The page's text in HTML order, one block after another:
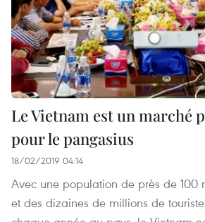
Le Vietnam est un marché
pour le pangasius
18/02/2019 04:14
Avec une population de près de 100
et des dizaines de millions de